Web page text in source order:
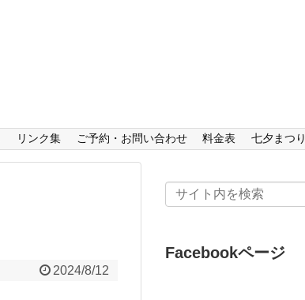
リンク集 ご予約・お問い合わせ 料金表 七夕まつり
2024/8/12
Facebookページ